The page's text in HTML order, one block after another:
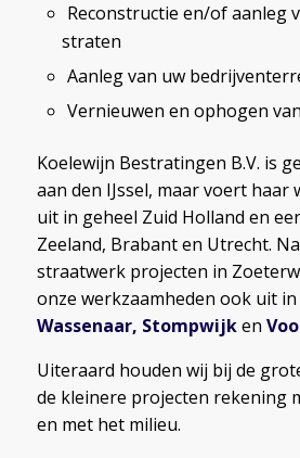
Reconstructie en/of aanleg
straten
Aanleg van uw
Vernieuwen en ophogen
Koelewijn Bestratingen B.V. is
aan den IJssel, maar voert haar
uit in geheel Zuid Holland en
Zeeland, Brabant en Utrecht.
straatwerk projecten in
onze werkzaamheden ook uit
Wassenaar, Stompwijk en
Uiteraard houden wij bij de
de kleinere projecten rekening
en met het milieu.